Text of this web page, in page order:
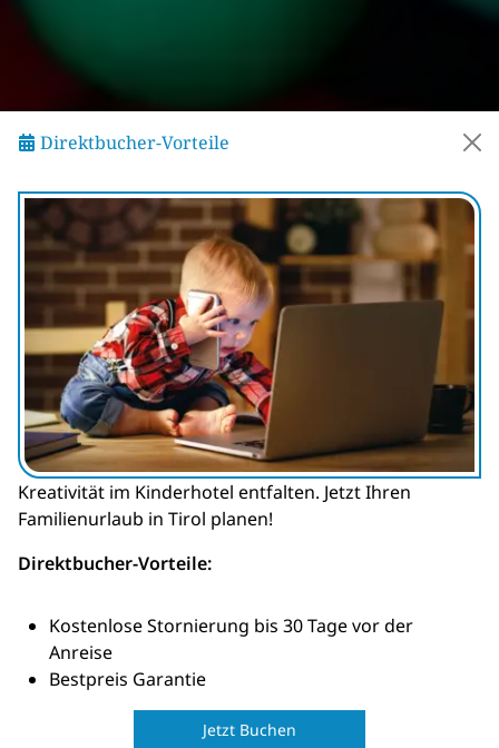
Direktbucher-Vorteile
Kreativität im Kinderhotel entfalten. Jetzt Ihren
Familienurlaub in Tirol planen!
Direktbucher-Vorteile:
Kostenlose Stornierung bis 30 Tage vor der
Anreise
Bestpreis Garantie
Jetzt Buchen